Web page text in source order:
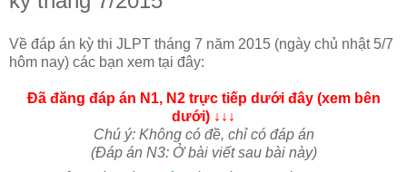
Về đáp án kỳ thi JLPT tháng 7 năm 2015 (ngày chủ nhật 5/7
hôm nay) các bạn xem tại đây:
Đã đăng đáp án N1, N2 trực tiếp dưới đây (xem bên
dưới) ↓ ↓ ↓
Chú ý: Không có đề, chỉ có đáp án
(Đáp án N3: Ở bài viết sau bài này)